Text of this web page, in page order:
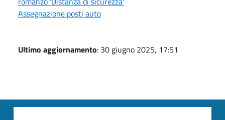
Assegnazione posti auto
Ultimo aggiornamento: 30 giugno 2025, 17:51